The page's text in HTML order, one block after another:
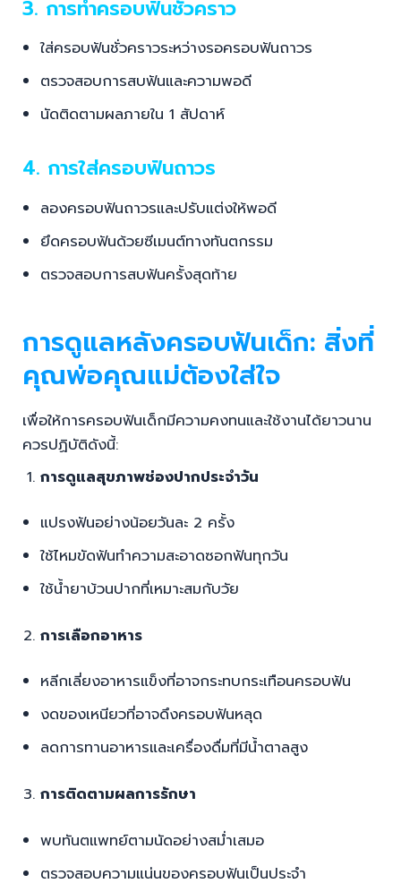
4. การใส่ครอบฟันถาวร
ลองครอบฟันถาวรและปรับแต่งให้พอดี
การดูแลหลังครอบฟันเด็ก: สิ่งที่
คุณพ่อคุณแม่ต้องใส่ใจ
เพื่อให้การครอบฟันเด็กมีความคงทนและใช้งานได้ยาวนาน
ควรปฏิบัติดังนี้:
การดูแลสุขภาพช่องปากประจำวัน
แปรงฟันอย่างน้อยวันละ 2 ครั้ง
การเลือกอาหาร
หลีกเลี่ยงอาหารแข็งที่อาจกระทบกระเทือนครอบฟัน
การติดตามผลการรักษา
พบทันตแพทย์ตามนัดอย่างสม่ำเสมอ
ปัญหา